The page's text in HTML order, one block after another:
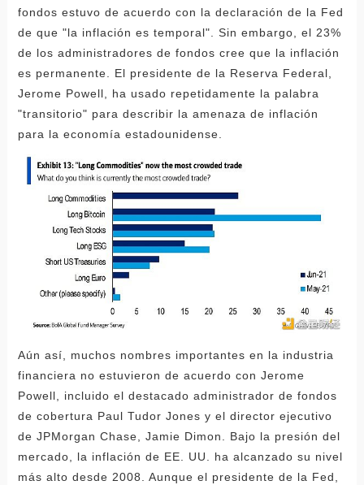
fondos estuvo de acuerdo con la declaración de la Fed
de que "la inflación es temporal". Sin embargo, el 23%
de los administradores de fondos cree que la inflación
es permanente. El presidente de la Reserva Federal,
Jerome Powell, ha usado repetidamente la palabra
"transitorio" para describir la amenaza de inflación
para la economía estadounidense.
Aún así, muchos nombres importantes en la industria
financiera no estuvieron de acuerdo con Jerome
Powell, incluido el destacado administrador de fondos
de cobertura Paul Tudor Jones y el director ejecutivo
de JPMorgan Chase, Jamie Dimon. Bajo la presión del
mercado, la inflación de EE. UU. ha alcanzado su nivel
más alto desde 2008. Aunque el presidente de la Fed,